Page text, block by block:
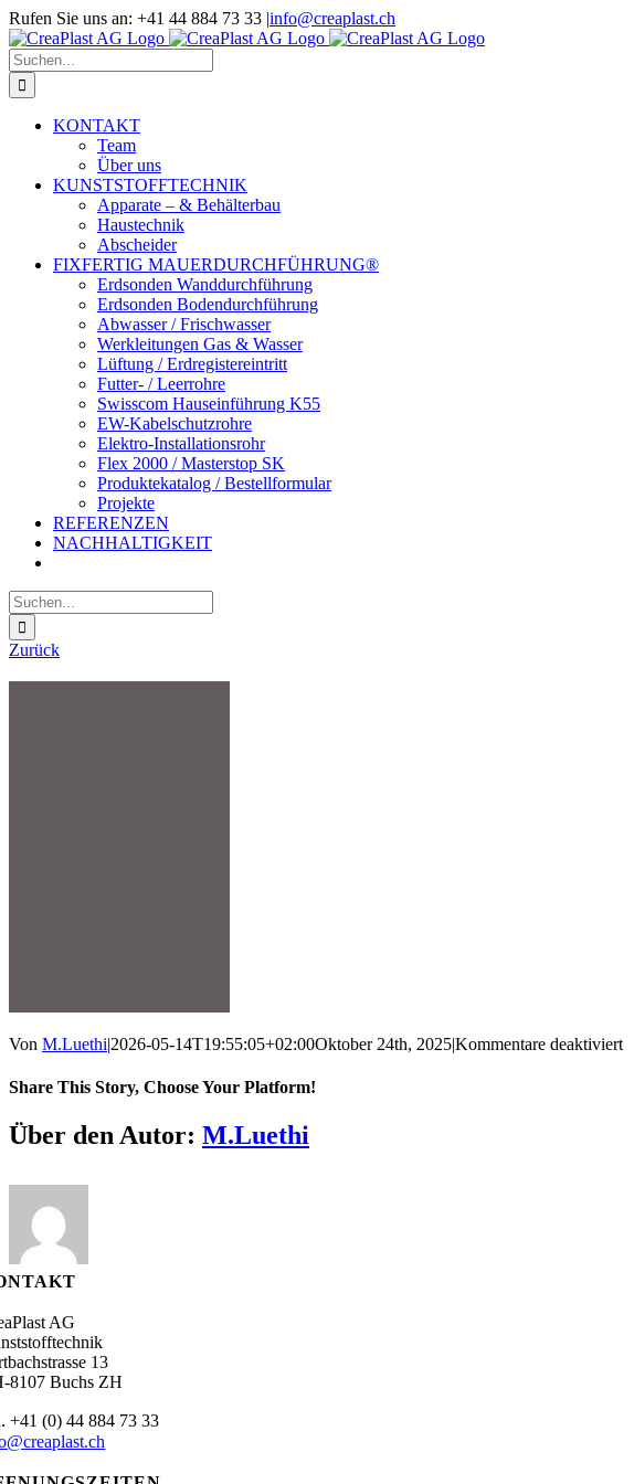
Zum
Inhalt
springen
Rufen Sie uns an: +41 44 884 73 33 |info@creaplast.ch
LinkedIn
Instagram
YouTube
Suche
nach:
KONTAKT
Team
Über uns
KUNSTSTOFFTECHNIK
Apparate – & Behälterbau
Haustechnik
Abscheider
FIXFERTIG MAUERDURCHFÜHRUNG®
Erdsonden Wanddurchführung
Erdsonden Bodendurchführung
Abwasser / Frischwasser
Werkleitungen Gas & Wasser
Lüftung / Erdregistereintritt
Futter- / Leerrohre
Swisscom Hauseinführung K55
EW-Kabelschutzrohre
Elektro-Installationsrohr
Flex 2000 / Masterstop SK
Produktekatalog / Bestellformular
Projekte
REFERENZEN
NACHHALTIGKEIT
Suche
nach:
Zurück
Von M.Luethi|2026-05-14T19:55:05+02:00Oktober 24th, 2025|Kommentare deaktiviertfür
Share This Story, Choose Your Platform!
Facebook
X
Reddit
LinkedIn
WhatsApp
Tumblr
Pinterest
Vk
E-
Mail
Über den Autor: M.Luethi
AG
13
8107 Buchs ZH
.+41 (0) 44 884 73 33